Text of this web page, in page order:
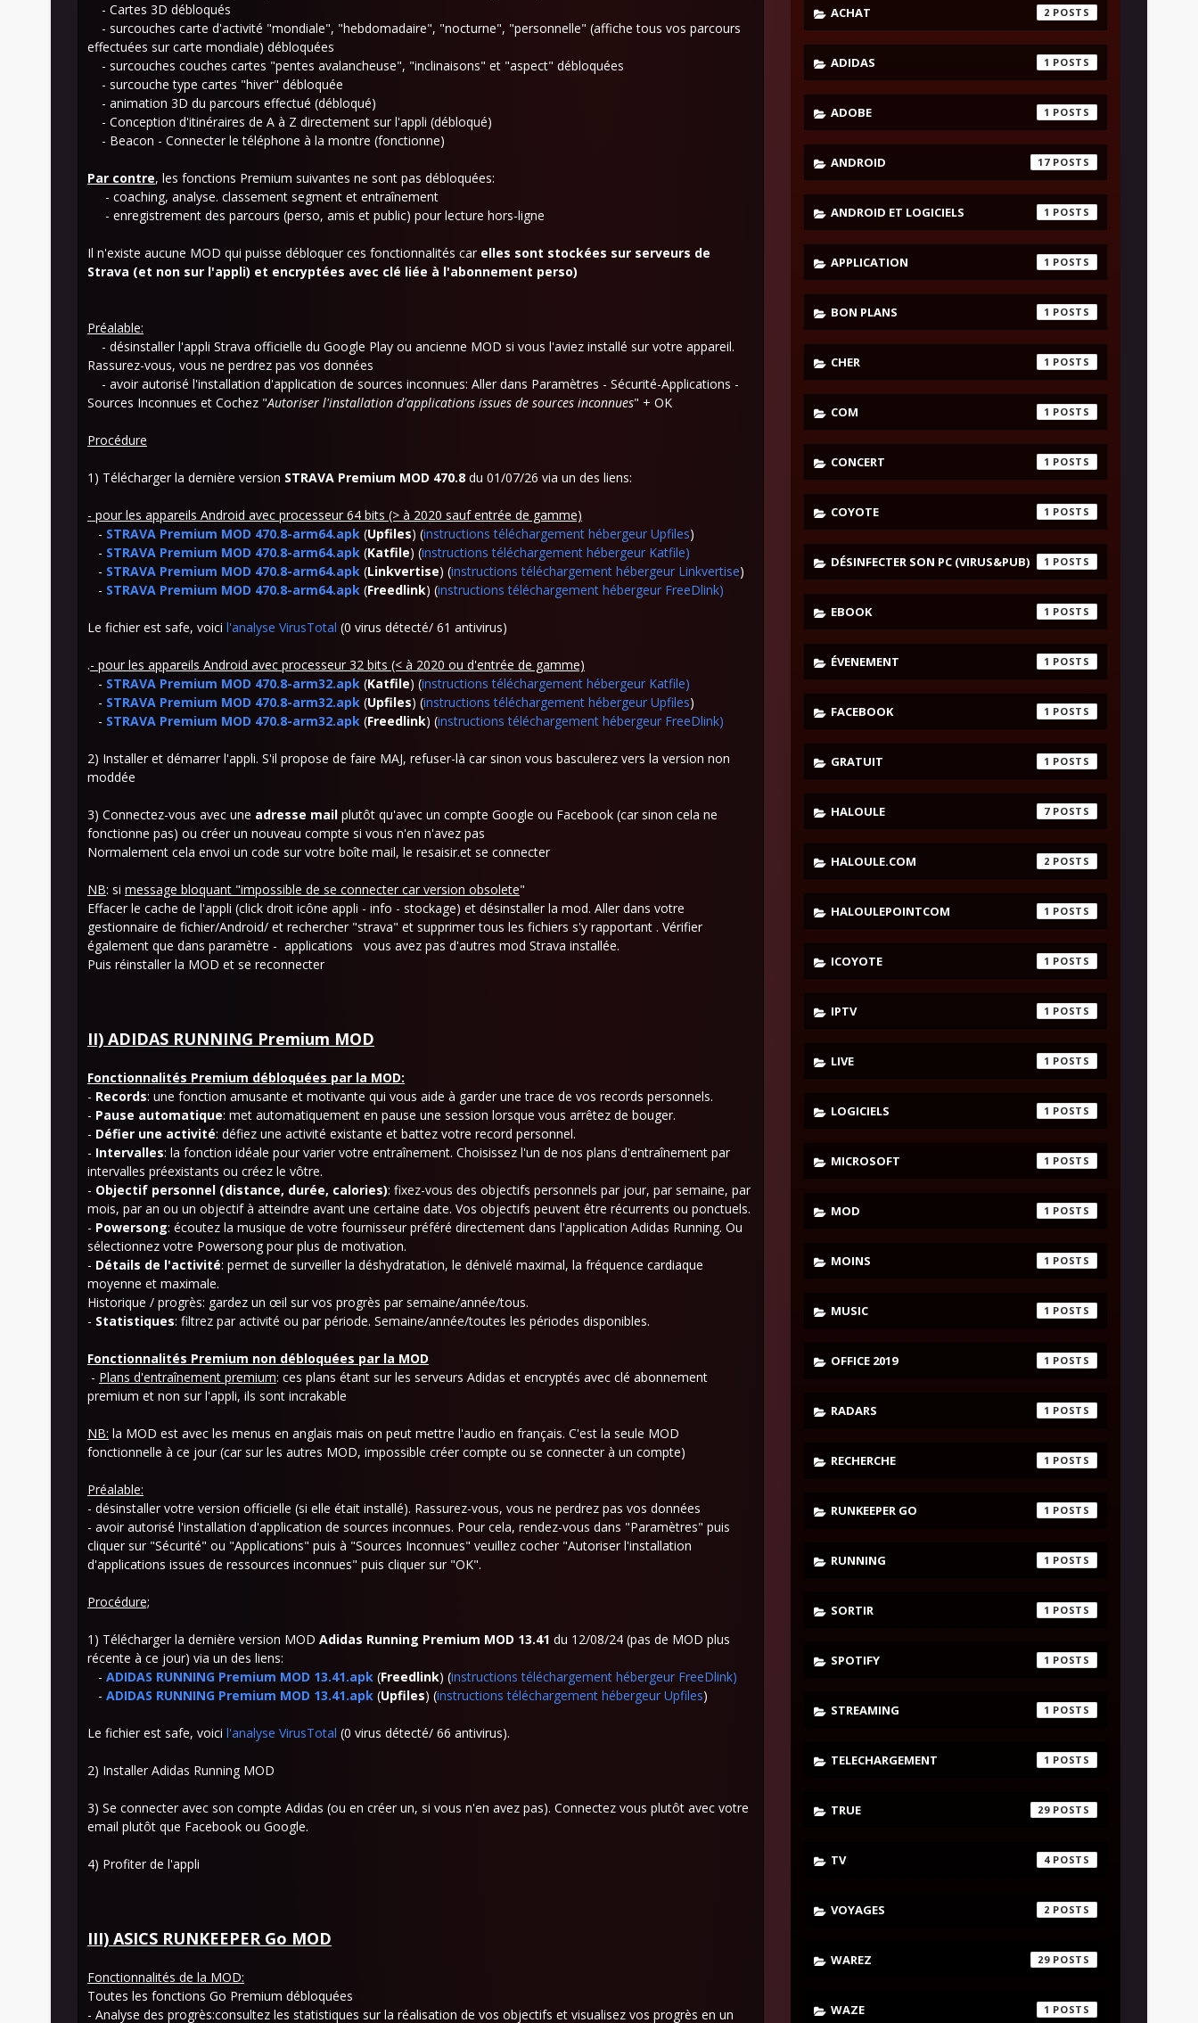
- Cartes 3D débloqués
- surcouches carte d'activité "mondiale", "hebdomadaire", "nocturne", "personnelle" (affiche tous vos parcours
effectuées sur carte mondiale) débloquées
- surcouches couches cartes "pentes avalancheuse", "inclinaisons" et "aspect" débloquées
- surcouche type cartes "hiver" débloquée
- animation 3D du parcours effectué (débloqué)
- Conception d'itinéraires de A à Z directement sur l'appli (débloqué)
- Beacon - Connecter le téléphone à la montre (fonctionne)
Par contre, les fonctions Premium suivantes ne sont pas débloquées:
- coaching, analyse. classement segment et entraînement
- enregistrement des parcours (perso, amis et public) pour lecture hors-ligne
Il n'existe aucune MOD qui puisse débloquer ces fonctionnalités car elles sont stockées sur serveurs de
Strava (et non sur l'appli) et encryptées avec clé liée à l'abonnement perso)
Préalable:
- désinstaller l'appli Strava officielle du Google Play ou ancienne MOD si vous l'aviez installé sur votre appareil.
Rassurez-vous, vous ne perdrez pas vos données
- avoir autorisé l'installation d'application de sources inconnues: Aller dans Paramètres - Sécurité-Applications -
Sources Inconnues et Cochez "Autoriser l'installation d'applications issues de sources inconnues" + OK
Procédure
1) Télécharger la dernière version STRAVA Premium MOD 470.8 du 01/07/26 via un des liens:
- pour les appareils Android avec processeur 64 bits (> à 2020 sauf entrée de gamme)
- STRAVA Premium MOD 470.8-arm64.apk (Upfiles) (instructions téléchargement hébergeur Upfiles)
- STRAVA Premium MOD 470.8-arm64.apk (Katfile) (instructions téléchargement hébergeur Katfile)
- STRAVA Premium MOD 470.8-arm64.apk (Linkvertise) (instructions téléchargement hébergeur Linkvertise)
- STRAVA Premium MOD 470.8-arm64.apk (Freedlink) (instructions téléchargement hébergeur FreeDlink)
Le fichier est safe, voici l'analyse VirusTotal (0 virus détecté/ 61 antivirus)
.- pour les appareils Android avec processeur 32 bits (< à 2020 ou d'entrée de gamme)
- STRAVA Premium MOD 470.8-arm32.apk (Katfile) (instructions téléchargement hébergeur Katfile)
- STRAVA Premium MOD 470.8-arm32.apk (Upfiles) (instructions téléchargement hébergeur Upfiles)
- STRAVA Premium MOD 470.8-arm32.apk (Freedlink) (instructions téléchargement hébergeur FreeDlink)
2) Installer et démarrer l'appli. S'il propose de faire MAJ, refuser-là car sinon vous basculerez vers la version non
moddée
3) Connectez-vous avec une adresse mail plutôt qu'avec un compte Google ou Facebook (car sinon cela ne
fonctionne pas) ou créer un nouveau compte si vous n'en n'avez pas
Normalement cela envoi un code sur votre boîte mail, le resaisir.et se connecter
NB: si message bloquant "impossible de se connecter car version obsolete"
Effacer le cache de l'appli (click droit icône appli - info - stockage) et désinstaller la mod. Aller dans votre
gestionnaire de fichier/Android/ et rechercher "strava" et supprimer tous les fichiers s'y rapportant . Vérifier
également que dans paramètre - applications vous avez pas d'autres mod Strava installée.
Puis réinstaller la MOD et se reconnecter
II) ADIDAS RUNNING Premium MOD
Fonctionnalités Premium débloquées par la MOD:
- Records: une fonction amusante et motivante qui vous aide à garder une trace de vos records personnels.
- Pause automatique: met automatiquement en pause une session lorsque vous arrêtez de bouger.
- Défier une activité: défiez une activité existante et battez votre record personnel.
- Intervalles: la fonction idéale pour varier votre entraînement. Choisissez l'un de nos plans d'entraînement par
intervalles préexistants ou créez le vôtre.
- Objectif personnel (distance, durée, calories): fixez-vous des objectifs personnels par jour, par semaine, par
mois, par an ou un objectif à atteindre avant une certaine date. Vos objectifs peuvent être récurrents ou ponctuels.
- Powersong: écoutez la musique de votre fournisseur préféré directement dans l'application Adidas Running. Ou
sélectionnez votre Powersong pour plus de motivation.
- Détails de l'activité: permet de surveiller la déshydratation, le dénivelé maximal, la fréquence cardiaque
moyenne et maximale.
Historique / progrès: gardez un œil sur vos progrès par semaine/année/tous.
- Statistiques: filtrez par activité ou par période. Semaine/année/toutes les périodes disponibles.
Fonctionnalités Premium non débloquées par la MOD
- Plans d'entraînement premium: ces plans étant sur les serveurs Adidas et encryptés avec clé abonnement
premium et non sur l'appli, ils sont incrakable
NB: la MOD est avec les menus en anglais mais on peut mettre l'audio en français. C'est la seule MOD
fonctionnelle à ce jour (car sur les autres MOD, impossible créer compte ou se connecter à un compte)
Préalable:
- désinstaller votre version officielle (si elle était installé). Rassurez-vous, vous ne perdrez pas vos données
- avoir autorisé l'installation d'application de sources inconnues. Pour cela, rendez-vous dans "Paramètres" puis
cliquer sur "Sécurité" ou "Applications" puis à "Sources Inconnues" veuillez cocher "Autoriser l'installation
d'applications issues de ressources inconnues" puis cliquer sur "OK".
Procédure;
1) Télécharger la dernière version MOD Adidas Running Premium MOD 13.41 du 12/08/24 (pas de MOD plus
récente à ce jour) via un des liens:
- ADIDAS RUNNING Premium MOD 13.41.apk (Freedlink) (instructions téléchargement hébergeur FreeDlink)
- ADIDAS RUNNING Premium MOD 13.41.apk (Upfiles) (instructions téléchargement hébergeur Upfiles)
Le fichier est safe, voici l'analyse VirusTotal (0 virus détecté/ 66 antivirus).
2) Installer Adidas Running MOD
3) Se connecter avec son compte Adidas (ou en créer un, si vous n'en avez pas). Connectez vous plutôt avec votre
email plutôt que Facebook ou Google.
4) Profiter de l'appli
III) ASICS RUNKEEPER Go MOD
Fonctionnalités de la MOD:
Toutes les fonctions Go Premium débloquées
- Analyse des progrès:consultez les statistiques sur la réalisation de vos objectifs et visualisez vos progrès en un
ACHAT 2
ADIDAS 1
ADOBE 1
ANDROID 17
ANDROID ET LOGICIELS 1
APPLICATION 1
BON PLANS 1
CHER 1
COM 1
CONCERT 1
COYOTE 1
DÉSINFECTER SON PC (VIRUS&PUB) 1
EBOOK 1
ÉVENEMENT 1
FACEBOOK 1
GRATUIT 1
HALOULE 7
HALOULE.COM 2
HALOULEPOINTCOM 1
ICOYOTE 1
IPTV 1
LIVE 1
LOGICIELS 1
MICROSOFT 1
MOD 1
MOINS 1
MUSIC 1
OFFICE 2019 1
RADARS 1
RECHERCHE 1
RUNKEEPER GO 1
RUNNING 1
SORTIR 1
SPOTIFY 1
STREAMING 1
TELECHARGEMENT 1
TRUE 29
TV 4
VOYAGES 2
WAREZ 29
WAZE 1